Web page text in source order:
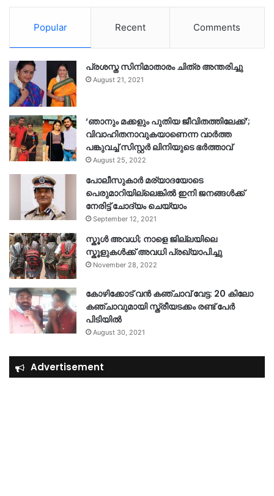
Popular Recent Comments
പ്രശസ്ത സിനിമാതാരം ചിത്ര അന്തരിച്ചു
August 21, 2021
‘ഞാനും മക്കളും പുതിയ ജീവിതത്തിലേക്ക്’;
വിവാഹിതനാവുകയാണെന്ന വാർത്ത
പങ്കുവച്ച് സിസ്റ്റർ ലിനിയുടെ ഭർത്താവ്
August 25, 2022
പോലീസുകാര്‍ മര്യാദയോടെ
പെരുമാറിയില്ലെങ്കില്‍ ഇനി ജനങ്ങള്‍ക്ക്
നേരിട്ട് ചോദ്യം ചെയ്യാം
September 12, 2021
സ്കൂൾ അവധി; നാളെ ജില്ലയിലെ
സ്കൂളുകൾക്ക് അവധി പ്രഖ്യാപിച്ചു
November 28, 2022
കോഴിക്കോട് വൻ കഞ്ചാവ് വേട്ട: 20 കിലോ
കഞ്ചാവുമായി സ്ത്രീയടക്കം രണ്ട് പേർ
പിടിയിൽ
August 30, 2021
Advertisement